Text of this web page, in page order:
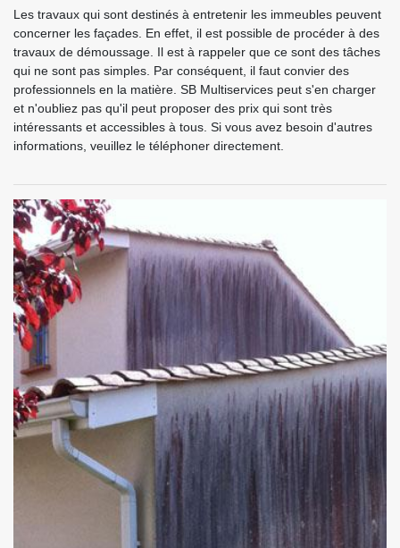
Les travaux qui sont destinés à entretenir les immeubles peuvent
concerner les façades. En effet, il est possible de procéder à des
travaux de démoussage. Il est à rappeler que ce sont des tâches
qui ne sont pas simples. Par conséquent, il faut convier des
professionnels en la matière. SB Multiservices peut s'en charger
et n'oubliez pas qu'il peut proposer des prix qui sont très
intéressants et accessibles à tous. Si vous avez besoin d'autres
informations, veuillez le téléphoner directement.